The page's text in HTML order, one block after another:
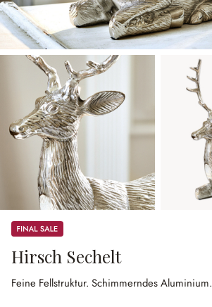
Sale
Hirsch Sechelt
Feine Fellstruktur. Schimmerndes Aluminium.